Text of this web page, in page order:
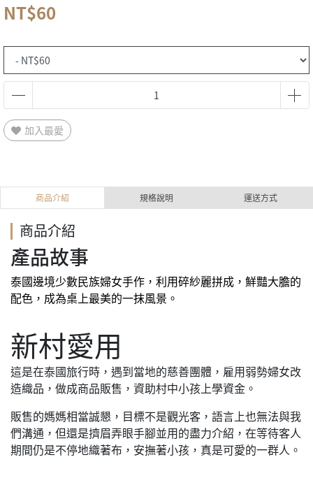
NT$60
加入最愛
商品介紹 規格說明 運送方式
商品介紹
產品故事
泰國邊境少數民族婦女手作，利用碎紗麗拼成，鮮豔大膽的
配色，成為桌上最美的一抹風景。
新村愛用
這是在泰國旅行時，遇到當地的慈善團體，雇用弱勢婦女改
造織品，做成商品販售，資助村中小孩上學資金。
販售的媽媽相當誠懇，目標不是觀光客，語言上也無法與我
們溝通，但還是擠眉弄眼手腳並用的盡力介紹，在等待客人
期間仍是不停地織著布，安撫著小孩，真是可愛的一群人。